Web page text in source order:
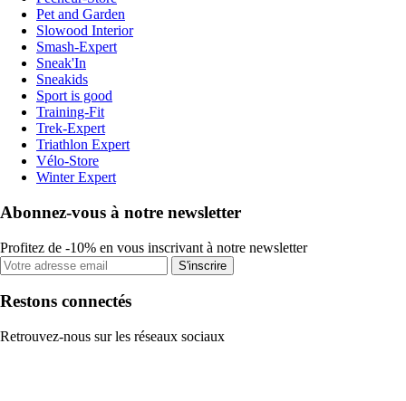
Pet and Garden
Slowood Interior
Smash-Expert
Sneak'In
Sneakids
Sport is good
Training-Fit
Trek-Expert
Triathlon Expert
Vélo-Store
Winter Expert
Abonnez-vous à notre newsletter
Profitez de -10% en vous inscrivant à notre newsletter
S'inscrire
Restons connectés
Retrouvez-nous sur les réseaux sociaux